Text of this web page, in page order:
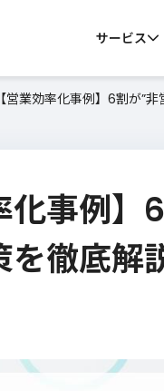
サービス
セールス向け
テレアポ・営業電話
【営業効率化事例】6割が”
化事例
を徹底解